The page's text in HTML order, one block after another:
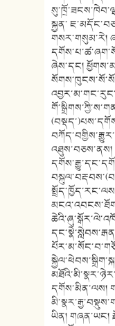
སྐྱན་
གསཪ་གསུམ་ཪེ།
ཞེས་དང།
དགོས་མིན་ལས།
ཡིན། གཞན་ཡང།